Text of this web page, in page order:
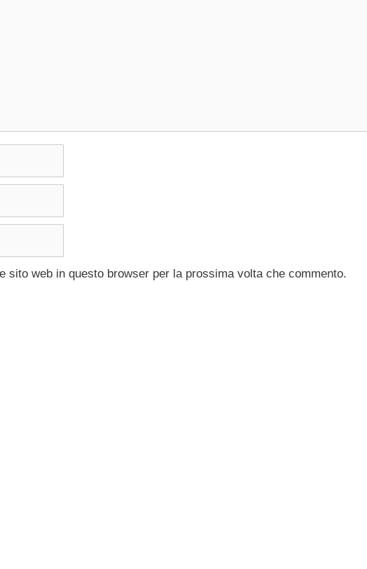
sito web in questo browser per la prossima volta che commento.